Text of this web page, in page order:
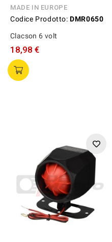
MADE IN EUROPE
Codice Prodotto: DMR0650
Clacson 6 volt
18,98 €